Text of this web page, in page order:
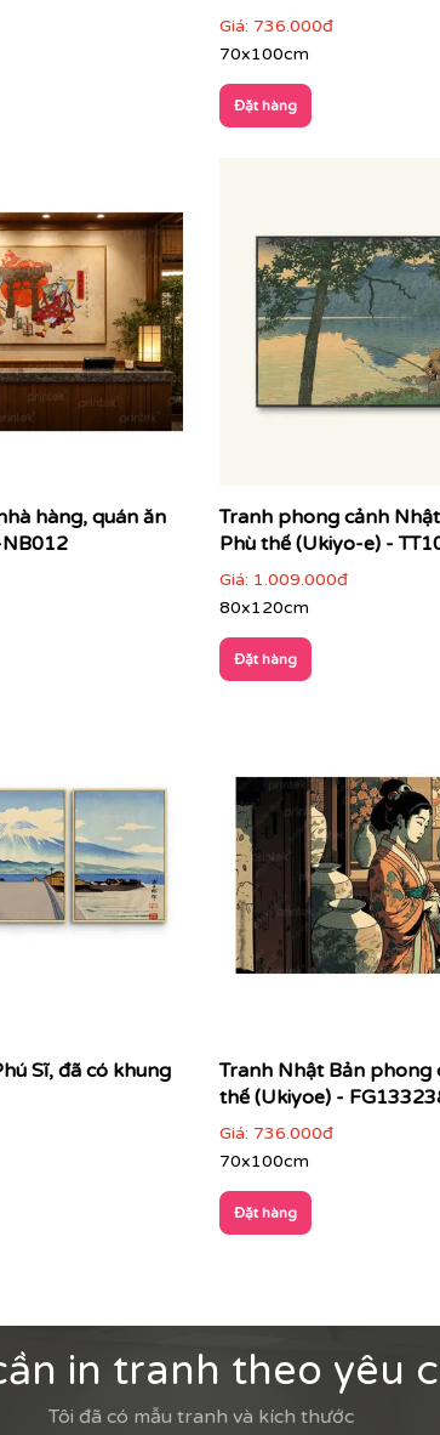
dòng sông thơ mộng, những cánh đồng
Giá: 736.000đ
70x100cm
Đặt hàng
hàng, quán ăn
Tranh phong cảnh
Phù thế (Ukiyo-e) -
Giá: 1.009.000đ
80x120cm
Đặt hàng
Sĩ, đã có khung
Tranh Nhật Bản phong
thế (Ukiyoe) -
Giá: 736.000đ
70x100cm
Đặt hàng
in tranh theo yêu
Tôi đã có mẫu tranh và kích thước